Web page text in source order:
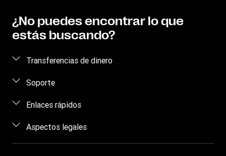
¿No puedes encontrar lo que
estás buscando?
Transferencias de dinero
Enviar dinero
Rastrear transferencias
Dónde Encontrarnos
Soporte
Concienciación sobre el fraude
Enlaces rápidos
Iniciar sesión
Regístrate
Aspectos legales